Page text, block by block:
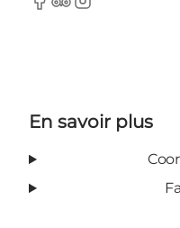
Facebook
Tripadvisor
Instagram
En savoir plus